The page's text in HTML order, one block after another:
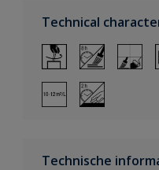
Technical
Technische